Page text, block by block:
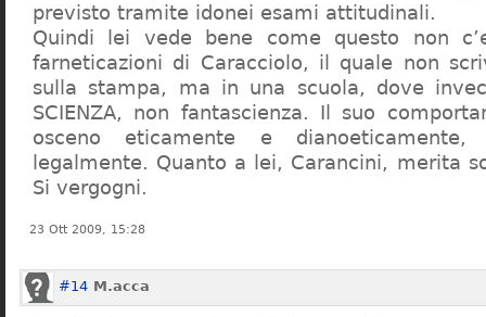
previsto tramite idonei esami attitudinali.
Quindi lei vede bene come questo non
farneticazioni di Caracciolo, il quale non
sulla stampa, ma in una scuola, dove
SCIENZA, non fantascienza. Il suo
osceno eticamente e dianoeticamente,
legalmente. Quanto a lei, Carancini, merita
Si vergogni.
23 Ott 2009, 15:28
#14 M.acca